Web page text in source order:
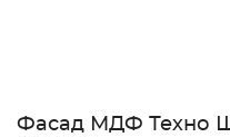
Фасад МДФ Техно